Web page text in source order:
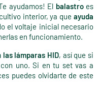
ayudamos! El balastroes
interior, ya que ayuda
el voltaje inicial necesario
en funcionamiento.
lámparas HID, así que si
uno. Si en tu set vas a
puedes olvidarte de este